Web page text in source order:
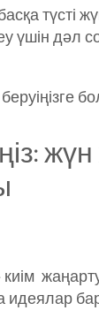
үшін дәл
киім